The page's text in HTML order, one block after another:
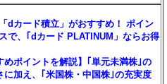
dカード積立」がおすすめ！ ポイン
で、｢dカード PLATINUM」ならお得
ポイントを解説】｢単元未満株｣の
加え、｢米国株・中国株｣の充実度